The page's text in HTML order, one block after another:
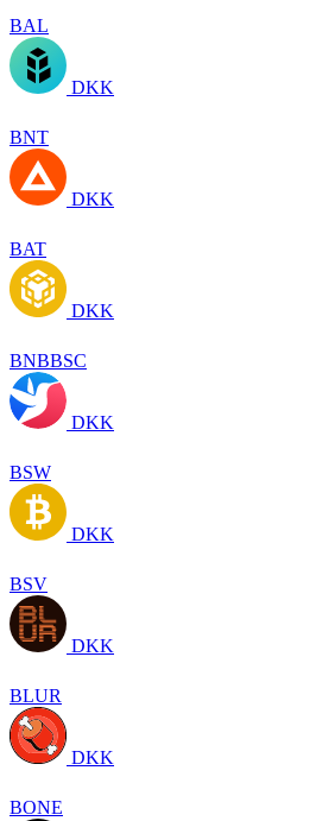
BAL
DKK
BNT
DKK
BAT
DKK
BNBBSC
DKK
BSW
DKK
BSV
DKK
BLUR
DKK
BONE